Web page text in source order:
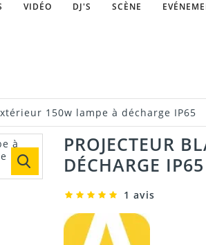
VIDÉO DJ'S SCÈNE
150w lampe à décharge IP65
PROJECTEUR
DÉCHARGE IP65
1 avis